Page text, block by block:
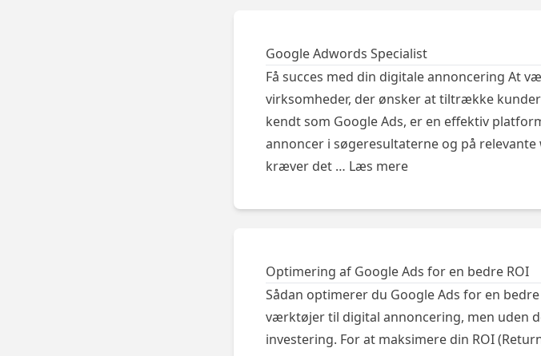
Google Adwords Specialist
Få succes med din digitale annoncering At
virksomheder, der ønsker at tiltrække
kendt som Google Ads, er en effektiv
annoncer i søgeresultaterne og på
kræver det … Læs mere
Optimering af Google Ads for en bedre ROI
Sådan optimerer du Google Ads for en
værktøjer til digital annoncering, men uden
investering. For at maksimere din ROI